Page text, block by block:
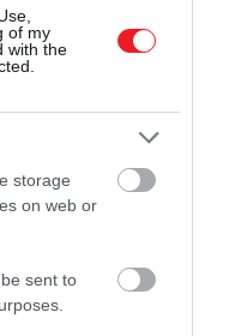
of my
with the
storage
on web or
sent to
jelenetét az
be energikusan
FÉLELEM